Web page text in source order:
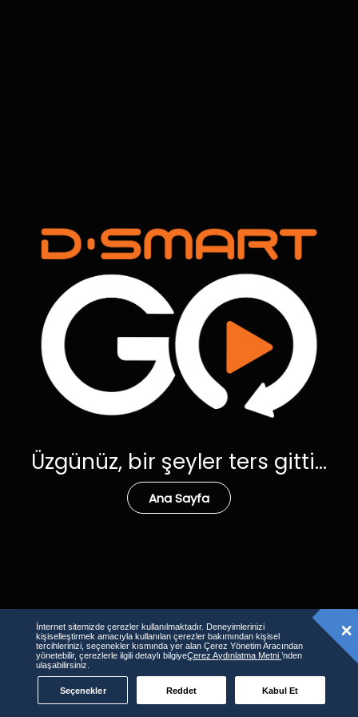
Üzgünüz, bir şeyler ters gitti...
Ana Sayfa
İnternet sitemizde çerezler kullanılmaktadır. Deneyimlerinizi
kişiselleştirmek amacıyla kullanılan çerezler bakımından kişisel
tercihlerinizi, seçenekler kısmında yer alan Çerez Yönetim Aracından
yönetebilir, çerezlerle ilgili detaylı bilgiyeÇerez Aydınlatma Metni’nden
ulaşabilirsiniz.
Seçenekler Reddet Kabul Et